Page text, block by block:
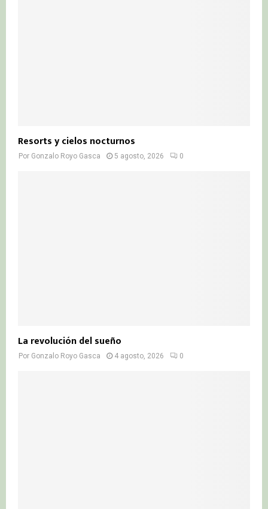
Resorts y cielos nocturnos
Por Gonzalo Royo Gasca 5 agosto, 2026 0
La revolución del sueño
Por Gonzalo Royo Gasca 4 agosto, 2026 0